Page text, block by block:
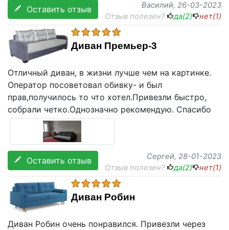
Оставить отзыв Василий, 26-03-2023
Отзыв полезен?
да(2) нет(1)
Диван Премьер-3
Отличный диван, в жизни лучше чем на картинке.
Оператор посоветовал обивку- и был
прав,получилось то что хотел.Привезли быстро,
собрали четко.Однозначно рекомендую. Спасибо
Оставить отзыв Сергей, 28-01-2023
Отзыв полезен?
да(2) нет(1)
Диван Робин
Диван Робин очень понравился. Привезли через